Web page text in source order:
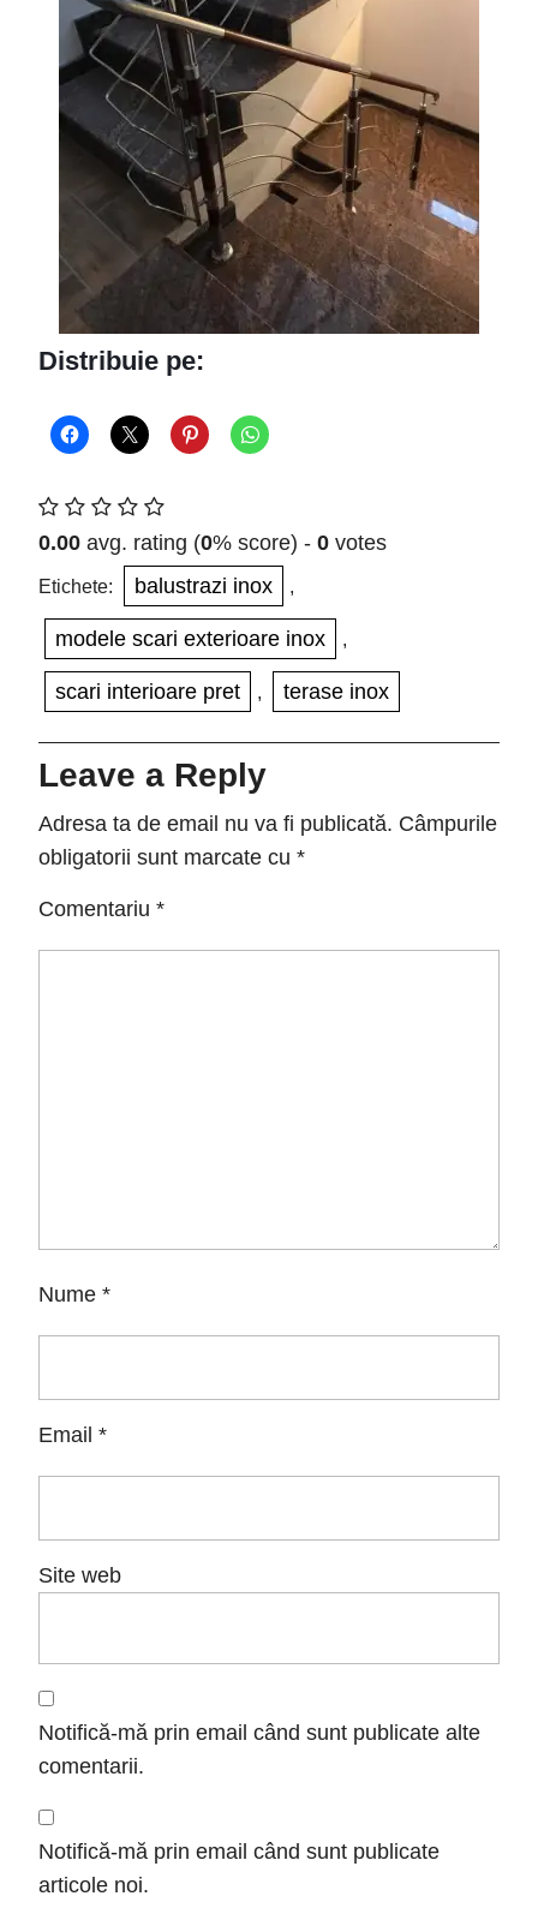
Distribuie pe:
0.00 avg. rating (0% score) - 0 votes
Etichete: balustrazi inox ,
modele scari exterioare inox ,
scari interioare pret , terase inox
Leave a Reply
Adresa ta de email nu va fi publicată. Câmpurile
obligatorii sunt marcate cu *
Comentariu *
Nume *
Email *
Site web
Notifică-mă prin email când sunt publicate alte
comentarii.
Notifică-mă prin email când sunt publicate
articole noi.